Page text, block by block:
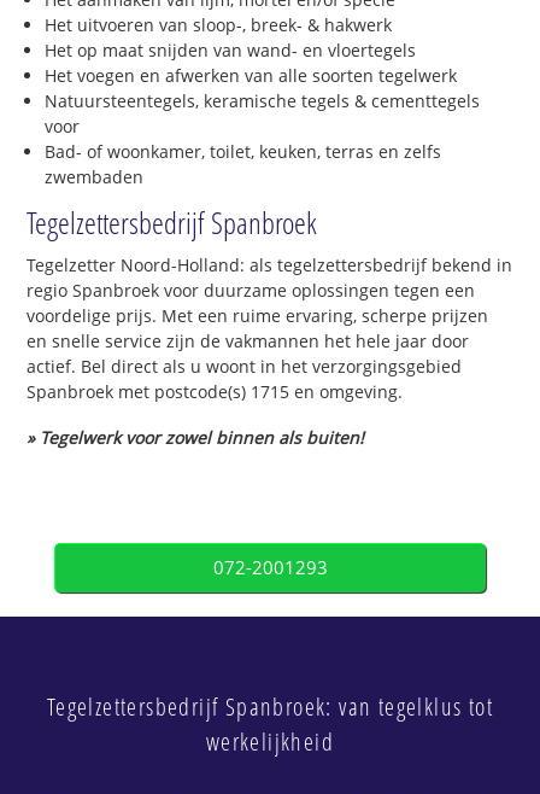
Het uitvoeren van sloop-, breek- & hakwerk
Het op maat snijden van wand- en vloertegels
Het voegen en afwerken van alle soorten tegelwerk
Natuursteentegels, keramische tegels & cementtegels
voor
Bad- of woonkamer, toilet, keuken, terras en zelfs
zwembaden
Tegelzettersbedrijf Spanbroek
Tegelzetter Noord-Holland: als tegelzettersbedrijf bekend in
regio Spanbroek voor duurzame oplossingen tegen een
voordelige prijs. Met een ruime ervaring, scherpe prijzen
en snelle service zijn de vakmannen het hele jaar door
actief. Bel direct als u woont in het verzorgingsgebied
Spanbroek met postcode(s) 1715 en omgeving.
» Tegelwerk voor zowel binnen als buiten!
072-2001293
Tegelzettersbedrijf Spanbroek: van tegelklus tot
werkelijkheid